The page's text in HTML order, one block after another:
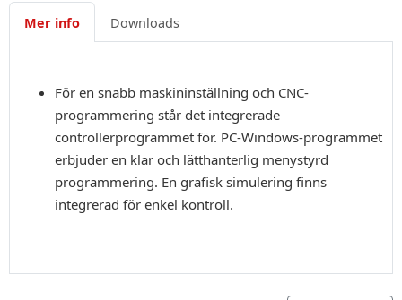
Mer info Downloads
För en snabb maskininställning och CNC-
programmering står det integrerade
controllerprogrammet för. PC-Windows-programmet
erbjuder en klar och lätthanterlig menystyrd
programmering. En grafisk simulering finns
integrerad för enkel kontroll.